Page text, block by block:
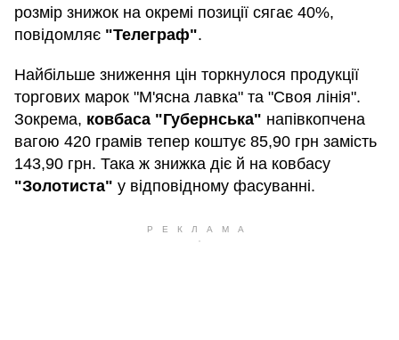
розмір знижок на окремі позиції сягає 40%,
повідомляє "Телеграф".
Найбільше зниження цін торкнулося продукції
торгових марок "М'ясна лавка" та "Своя лінія".
Зокрема, ковбаса "Губернська" напівкопчена
вагою 420 грамів тепер коштує 85,90 грн замість
143,90 грн. Така ж знижка діє й на ковбасу
"Золотиста" у відповідному фасуванні.